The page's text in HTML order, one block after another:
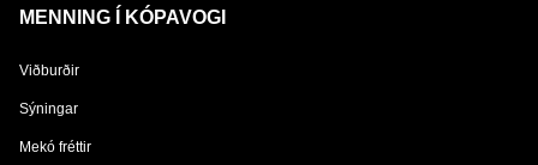
MENNING Í KÓPAVOGI
Viðburðir
Sýningar
Mekó fréttir